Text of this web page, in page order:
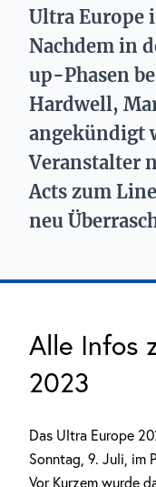
Ultra Europe
Nachdem in
up-Phasen
Hardwell,
angekündigt
Veranstalter
Acts zum
neu
Alle Infos
2023
Das Ultra Europe
Sonntag, 9. Juli, im
Vor Kurzem wurde